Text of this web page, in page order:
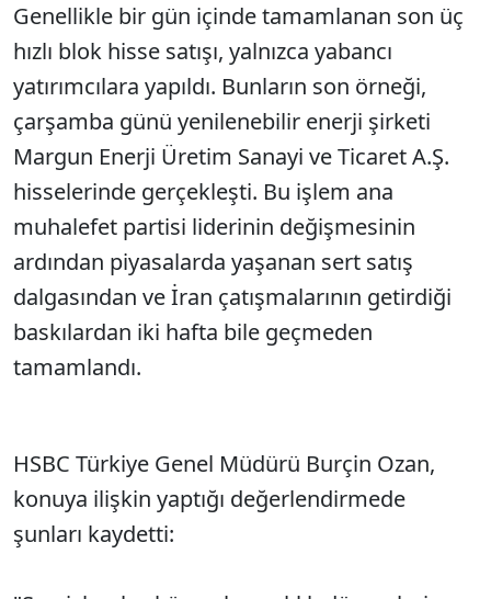
Genellikle bir gün içinde tamamlanan son üç
hızlı blok hisse satışı, yalnızca yabancı
yatırımcılara yapıldı. Bunların son örneği,
çarşamba günü yenilenebilir enerji şirketi
Margun Enerji Üretim Sanayi ve Ticaret A.Ş.
hisselerinde gerçekleşti. Bu işlem ana
muhalefet partisi liderinin değişmesinin
ardından piyasalarda yaşanan sert satış
dalgasından ve İran çatışmalarının getirdiği
baskılardan iki hafta bile geçmeden
tamamlandı.
HSBC Türkiye Genel Müdürü Burçin Ozan,
konuya ilişkin yaptığı değerlendirmede
şunları kaydetti: